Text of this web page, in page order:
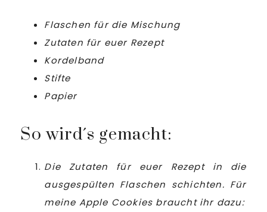
Flaschen für die Mischung
Zutaten für euer Rezept
Kordelband
Stifte
Papier
So wird´s gemacht:
Die Zutaten für euer Rezept in die
ausgespülten Flaschen schichten. Für
meine Apple Cookies braucht ihr dazu: